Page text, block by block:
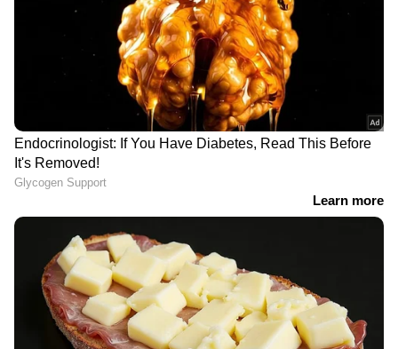
'ഷിജിലിന്റെ കുടുംബം
ആവശ്യപ്പെടുന്ന 10
മത്സ്യത്തൊഴിലാളികളെ കൂടി
തെരച്ചിലിൽ ഉൾപ്പെടുത്തും'